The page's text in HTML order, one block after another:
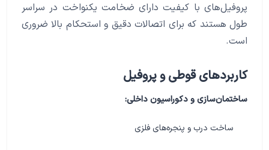
پروفیل‌های با کیفیت دارای ضخامت یکنواخت در سراسر
طول هستند که برای اتصالات دقیق و استحکام بالا ضروری
است.
کاربردهای قوطی و پروفیل
ساختمان‌سازی و دکوراسیون داخلی:
ساخت درب و پنجره‌های فلزی